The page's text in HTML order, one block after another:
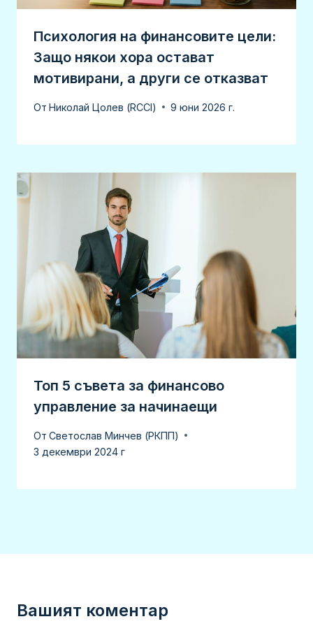
Психология на финансовите цели:
Защо някои хора остават
мотивирани, а други се отказват
От Николай Цолев (RCCI) 9 юни 2026 г.
Топ 5 съвета за финансово
управление за начинаещи
От Светослав Минчев (РКПП)
3 декември 2024 г
Вашият коментар